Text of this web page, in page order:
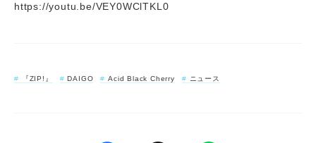
https://youtu.be/VEY0WClTKL0
『ZIP!』 DAIGO Acid Black Cherry ニュース